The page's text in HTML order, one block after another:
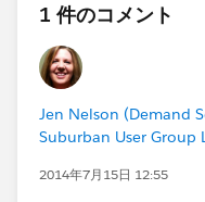
1 件のコメント
Jen Nelson (Demand
Suburban User Group
2014年7月15日 12:55